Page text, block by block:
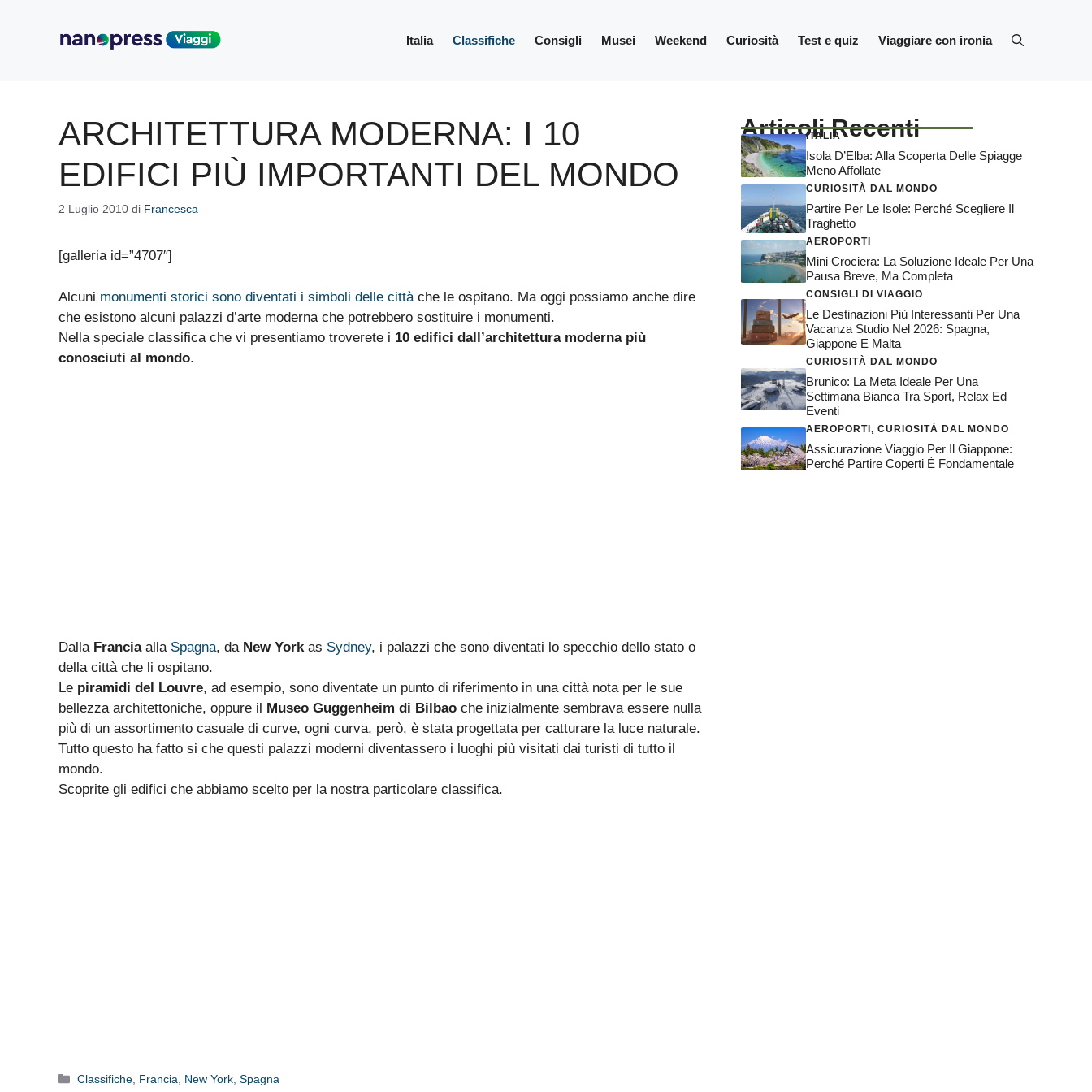
Italia Classifiche Consigli Musei Weekend Curiosità Test e quiz Viaggiare con ironia
ARCHITETTURA MODERNA: I 10
EDIFICI PIÙ IMPORTANTI DEL MONDO
2 Luglio 2010 di Francesca
[galleria id=”4707″]
Alcuni monumenti storici sono diventati i simboli delle città che le ospitano. Ma oggi possiamo anche dire
che esistono alcuni palazzi d’arte moderna che potrebbero sostituire i monumenti.
Nella speciale classifica che vi presentiamo troverete i 10 edifici dall’architettura moderna più
conosciuti al mondo.
Dalla Franciaalla Spagna, da New York as Sydney, i palazzi che sono diventati lo specchio dello stato o
della città che li ospitano.
Le piramidi del Louvre, ad esempio, sono diventate un punto di riferimento in una città nota per le sue
bellezza architettoniche, oppure il Museo Guggenheim di Bilbao che inizialmente sembrava essere nulla
più di un assortimento casuale di curve, ogni curva, però, è stata progettata per catturare la luce naturale.
Tutto questo ha fatto si che questi palazzi moderni diventassero i luoghi più visitati dai turisti di tutto il
mondo.
Scoprite gli edifici che abbiamo scelto per la nostra particolare classifica.
Categorie
Classifiche Francia New York ,Spagna
Articoli Recenti
ITALIA
Isola D’Elba: Alla Scoperta Delle Spiagge
Meno Affollate
CURIOSITÀ DAL MONDO
Partire Per Le Isole: Perché Scegliere Il
Traghetto
AEROPORTI
Mini Crociera: La Soluzione Ideale Per Una
Pausa Breve, Ma Completa
CONSIGLI DI VIAGGIO
Le Destinazioni Più Interessanti Per Una
Vacanza Studio Nel 2026: Spagna,
Giappone E Malta
CURIOSITÀ DAL MONDO
Brunico: La Meta Ideale Per Una
Settimana Bianca Tra Sport, Relax Ed
Eventi
AEROPORTI , CURIOSITÀ DAL MONDO
Assicurazione Viaggio Per Il Giappone:
Perché Partire Coperti È Fondamentale